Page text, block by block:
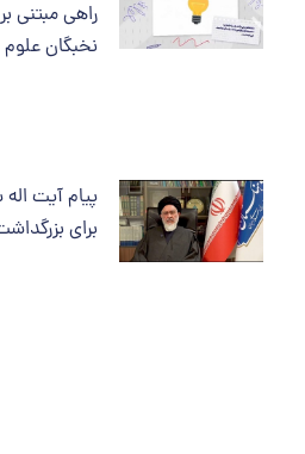
راهی مبتنی
نخبگان علوم
پیام آیت
برای